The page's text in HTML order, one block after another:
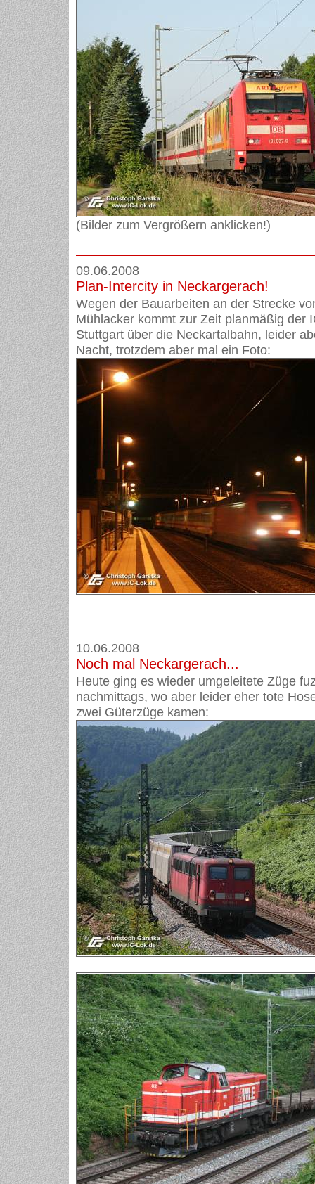
(Bilder zum Vergrößern anklicken!)
09.06.2008
Plan-Intercity in Neckargerach!
Wegen der Bauarbeiten an der Strecke
Mühlacker kommt zur Zeit planmäßig der
Stuttgart über die Neckartalbahn, leider
Nacht, trotzdem aber mal ein Foto:
10.06.2008
Noch mal Neckargerach...
Heute ging es wieder umgeleitete Züge
nachmittags, wo aber leider eher tote
zwei Güterzüge kamen: